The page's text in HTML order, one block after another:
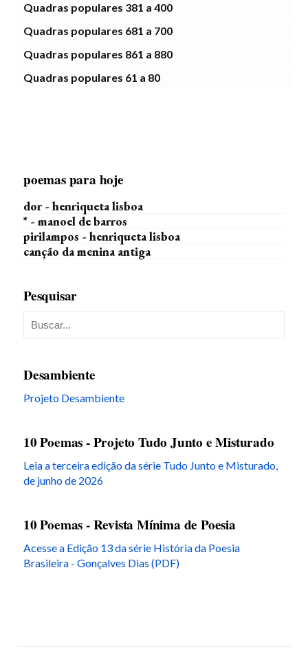
Quadras populares 381 a 400
Quadras populares 681 a 700
Quadras populares 861 a 880
Quadras populares 61 a 80
poemas para hoje
dor - henriqueta lisboa
* - manoel de barros
pirilampos - henriqueta lisboa
canção da menina antiga
Pesquisar
Desambiente
Projeto Desambiente
10 Poemas - Projeto Tudo Junto e Misturado
Leia a terceira edição da série Tudo Junto e Misturado,
de junho de 2026
10 Poemas - Revista Mínima de Poesia
Acesse a Edição 13 da série História da Poesia
Brasileira - Gonçalves Dias (PDF)